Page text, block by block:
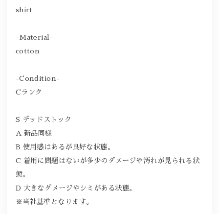
shirt
-Material-
cotton
-Condition-
Cランク
S デッドストック
A 新品同様
B 使用感はあるが良好な状態。
C 着用に問題はないが多少のダメージや汚れが見られる状
態。
D 大きなダメージやシミがある状態。
※当社基準となります。